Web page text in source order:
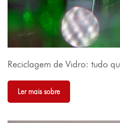
Reciclagem de Vidro: tudo
Ler mais sobre